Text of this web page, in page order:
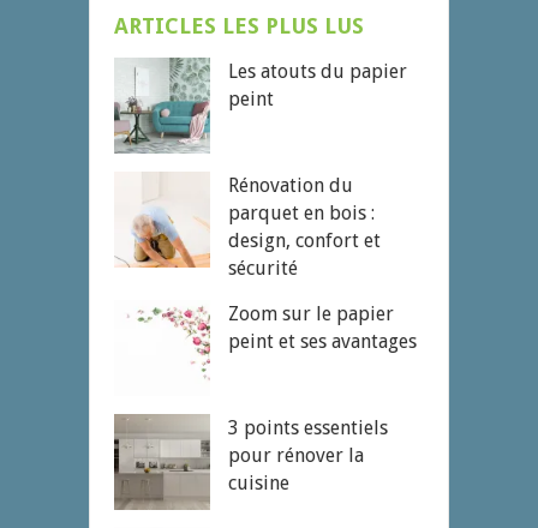
ARTICLES LES PLUS LUS
Les atouts du papier
peint
Rénovation du
parquet en bois :
design, confort et
sécurité
Zoom sur le papier
peint et ses avantages
3 points essentiels
pour rénover la
cuisine